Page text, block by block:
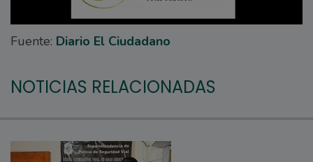
Fuente: Diario El Ciudadano
NOTICIAS RELACIONADAS